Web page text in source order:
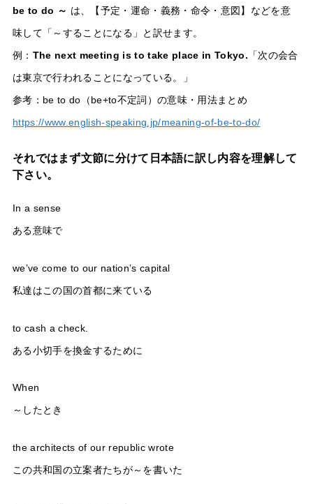
be to do ～ は、【予定・運命・義務・命令・意図】などを意
味して「～することになる」と訳せます。
例： The next meeting is to take place in Tokyo. 「次の会合
は東京で行われることになっている。」
参考：be to do（be+to不定詞）の意味・用法まとめ
https://www.english-speaking.jp/meaning-of-be-to-do/
それではまず文節に分けて日本語に訳し内容を理解して
下さい。
In a sense
ある意味で
we’ve come to our nation’s capital
私達はこの国の首都に来ている
to cash a check.
ある小切手を換金するために
When
～したとき
the architects of our republic wrote
この共和国の立案者たちが～を書いた